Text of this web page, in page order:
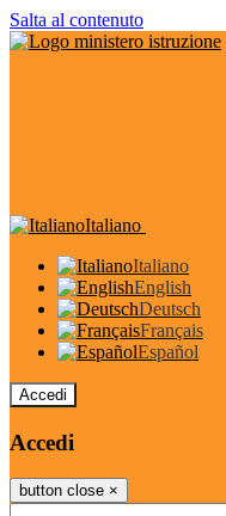
Salta al contenuto
Italiano
Italiano
English
Deutsch
Français
Español
Accedi
Accedi
button close ×